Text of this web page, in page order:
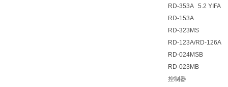
RD-353A 5.2 YIFA
RD-153A
RD-323MS
RD-123A/RD-126A
RD-024MSB
RD-023MB
控制器